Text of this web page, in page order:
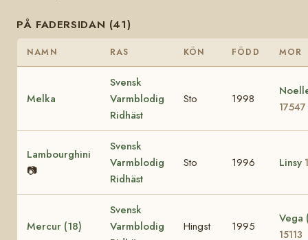
PÅ FADERSIDAN (41)
NAMN RAS KÖN FÖDD MOR
Melka
Svensk
Varmblodig
Ridhäst
Sto 1998
17547
Lambourghini
📷
Svensk
Varmblodig
Ridhäst
Sto 1996 Linsy
Mercur (18)
Svensk
Varmblodig
Hingst 1995
Vega
15113